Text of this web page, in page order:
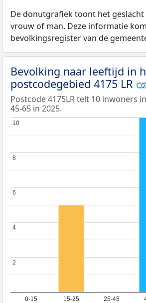
De donutgrafiek toont het geslacht
vrouw of man. Deze informatie
bevolkingsregister van de
Bevolking naar leeftijd in
postcodegebied 4175 LR
Postcode 4175LR telt 10 inwoners
45-65 in 2025.
0-15 15-25 25-45
2
2
4
4
6
6
8
8
10
10